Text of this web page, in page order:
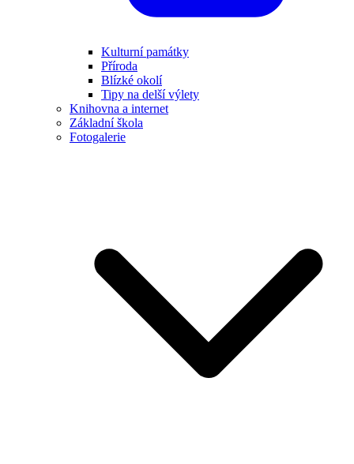
Kulturní památky
Příroda
Blízké okolí
Tipy na delší výlety
Knihovna a internet
Základní škola
Fotogalerie